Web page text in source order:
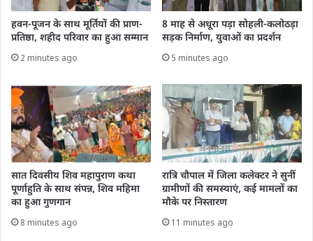
हवन-पूजन के साथ मूर्तियों की प्राण-
प्रतिष्ठा, शहीद परिवार का हुआ सम्मान
2 minutes ago
8 माह से अधूरा पड़ा सोहली-कलोठड़ा
सड़क निर्माण, युवाओं का प्रदर्शन
5 minutes ago
सात दिवसीय शिव महापुराण कथा
पूर्णाहुति के साथ संपन्न, शिव महिमा
का हुआ गुणगान
8 minutes ago
रात्रि चौपाल में जिला कलेक्टर ने सुनीं
ग्रामीणों की समस्याएं, कई मामलों का
मौके पर निस्तारण
11 minutes ago